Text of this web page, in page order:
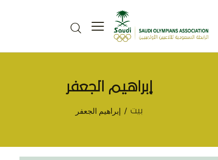
إبراهيم الجعفر
بيت إبراهيم الجعفر